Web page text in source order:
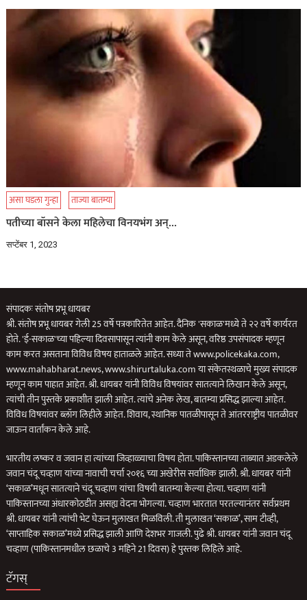
असा घडला गुन्हा ताज्या बातम्या
पतीच्या बॉसने केला महिलेचा विनयभंग अन्…
सप्टेंबर 1, 2023
संपादकः संतोष प्रभू धायबर
श्री. संतोष प्रभू धायबर गेली 25 वर्षे पत्रकारितेत आहेत. दैनिक 'सकाळ'मध्ये ते २२ वर्षे कार्यरत
होते. 'ई-सकाळ'च्या पहिल्या दिवसापासून त्यांनी काम केले असून, वरिष्ठ उपसंपादक म्हणून
काम करत असताना विविध विषय हाताळले आहेत. सध्या ते www.policekaka.com,
www.mahabharat.news, www.shirurtaluka.com या संकेतस्थळाचे मुख्य संपादक
म्हणून काम पाहात आहेत. श्री. धायबर यांनी विविध विषयांवर सातत्याने लिखान केले असून,
त्यांची तीन पुस्तके प्रकाशीत झाली आहेत. त्यांचे अनेक लेख, बातम्या प्रसिद्ध झाल्या आहेत.
विविध विषयांवर ब्लॉग लिहीले आहेत. शिवाय, स्थानिक पातळीपासून ते आंतरराष्ट्रीय पातळीवर
जाऊन वार्तांकन केले आहे.
भारतीय लष्कर व जवान हा त्यांच्या जिव्हाळ्याचा विषय होता. पाकिस्तानच्या ताब्यात अडकलेले
जवान चंदू चव्हाण यांच्या नावाची चर्चा २०१६ च्या अखेरीस सर्वाधिक झाली. श्री. धायबर यांनी
‘सकाळ’मधून सातत्याने चंदू चव्हाण यांचा विषयी बातम्या केल्या होत्या. चव्हाण यांनी
पाकिस्तानच्या अंधारकोठडीत असह्य वेदना भोगल्या. चव्हाण भारतात परतल्यानंतर सर्वप्रथम
श्री. धायबर यांनी त्यांची भेट घेऊन मुलाखत मिळविली. ती मुलाखत ‘सकाळ’, साम टीव्ही,
‘साप्ताहिक सकाळ’मध्ये प्रसिद्ध झाली आणि देशभर गाजली. पुढे श्री. धायबर यांनी जवान चंदू
चव्हाण (पाकिस्तानमधील छळाचे 3 महिने 21 दिवस) हे पुस्तक लिहिले आहे.
टॅगस्